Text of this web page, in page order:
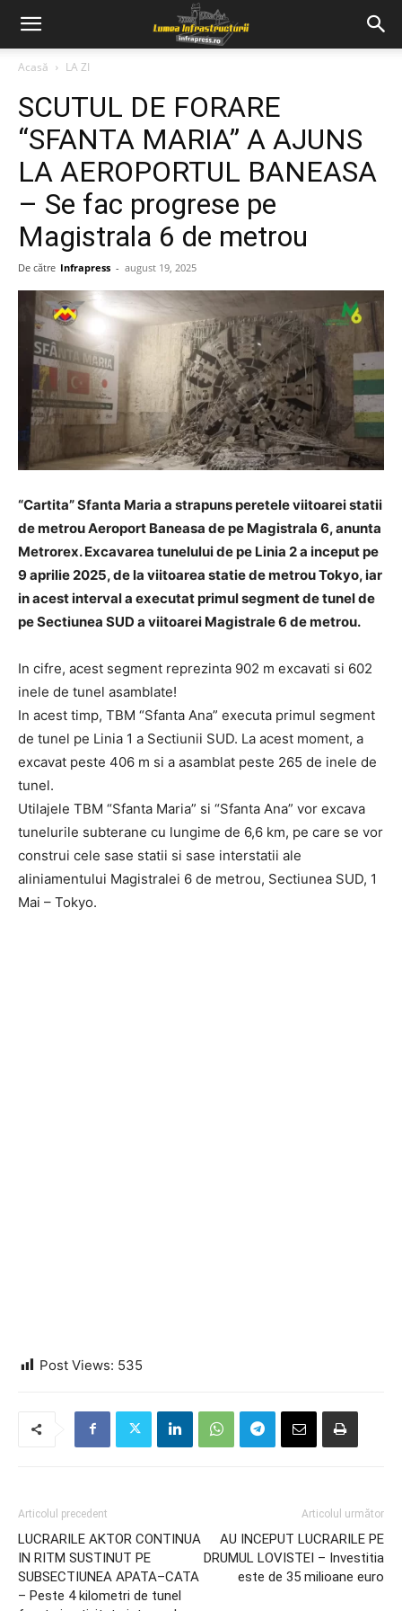
Acasă LA ZI
SCUTUL DE FORARE
“SFANTA MARIA” A AJUNS
LA AEROPORTUL BANEASA
– Se fac progrese pe
Magistrala 6 de metrou
De către Infrapress - august 19, 2025
“Cartita” Sfanta Maria a strapuns peretele viitoarei statii
de metrou Aeroport Baneasa de pe Magistrala 6, anunta
Metrorex. Excavarea tunelului de pe Linia 2 a inceput pe
9 aprilie 2025, de la viitoarea statie de metrou Tokyo, iar
in acest interval a executat primul segment de tunel de
pe Sectiunea SUD a viitoarei Magistrale 6 de metrou.
In cifre, acest segment reprezinta 902 m excavati si 602
inele de tunel asamblate!
In acest timp, TBM “Sfanta Ana” executa primul segment
de tunel pe Linia 1 a Sectiunii SUD. La acest moment, a
excavat peste 406 m si a asamblat peste 265 de inele de
tunel.
Utilajele TBM “Sfanta Maria” si “Sfanta Ana” vor excava
tunelurile subterane cu lungime de 6,6 km, pe care se vor
construi cele sase statii si sase interstatii ale
aliniamentului Magistralei 6 de metrou, Sectiunea SUD, 1
Mai – Tokyo.
Post Views: 535
Articolul precedent
LUCRARILE AKTOR CONTINUA
IN RITM SUSTINUT PE
SUBSECTIUNEA APATA–CATA
– Peste 4 kilometri de tunel
Articolul următor
AU INCEPUT LUCRARILE PE
DRUMUL LOVISTEI – Investitia
este de 35 milioane euro